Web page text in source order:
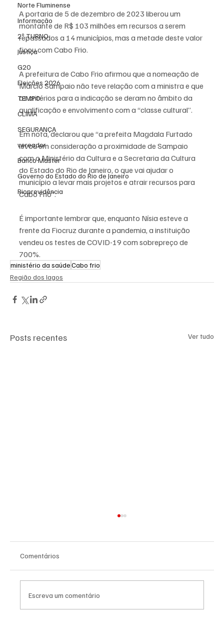
Norte Fluminense
Informação
2º TURNO
Justiça
G20
Eleições 2026
TEMPO
CLIMA
SEGURANÇA
vereador
Banco Master
Governo do Estado do Rio de Janeiro
Rioprevidência
A portaria de 5 de dezembro de 2023 liberou um
montante de R$ 103 milhões em recursos a serem
repassados a 14 municípios, mas a metade deste valor
ficou com Cabo Frio.
A prefeitura de Cabo Frio afirmou que a nomeação de
Márcio Sampaio não teve relação com a ministra e que
os critérios para a indicação se deram no âmbito da
qualificação e envolvimento com a “classe cultural”.
Em nota, declarou que “a prefeita Magdala Furtado
levou em consideração a proximidade de Sampaio
com o Ministério da Cultura e a Secretaria da Cultura
do Estado do Rio de Janeiro, o que vai ajudar o
município a levar mais projetos e atrair recursos para
Cabo Frio”.
É importante lembrar que, enquanto Nísia esteve a
frente da Fiocruz durante a pandemia, a instituição
vendeu os testes de COVID-19 com sobrepreço de
700%.
ministério da saúdeCabo frio
Região dos lagos
Posts recentes Ver tudo
Comentários
Escreva um comentário